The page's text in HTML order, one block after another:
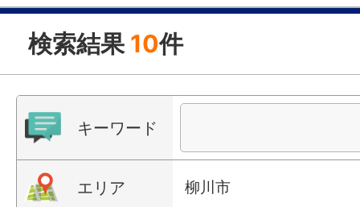
検索結果 10件
キーワード
エリア 柳川市